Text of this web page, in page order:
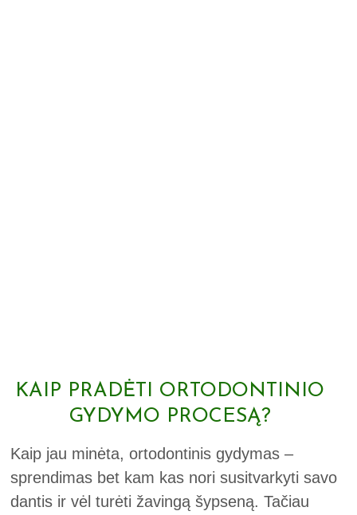
KAIP PRADĖTI ORTODONTINIO
GYDYMO PROCESĄ?
Kaip jau minėta, ortodontinis gydymas –
sprendimas bet kam kas nori susitvarkyti savo
dantis ir vėl turėti žavingą šypseną. Tačiau